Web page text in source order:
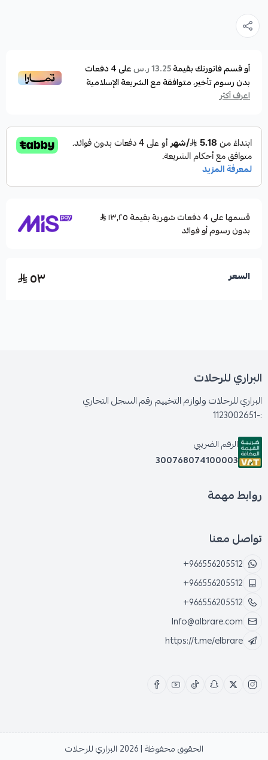
أو قسم فاتورتك بقيمة13.25 ر.س على4دفعات
بدون رسوم تأخير، متوافقة مع الشريعة الإسلامية
اعرف أكثر
قسمها على 4 دفعات شهرية بقيمة ١٣٫٢٥
بدون رسوم أو فوائد
السعر ٥٣
البراري للرحلات
البراري للرحلات ولوازم التخييم رقم السجل التجاري
:-1123002651
الرقم الضريبي
300768074100003
روابط مهمة
تواصل معنا
+966556205512
+966556205512
+966556205512
Info@albrare.com
https://t.me/elbrare
الحقوق محفوظة | 2026 البراري للرحلات